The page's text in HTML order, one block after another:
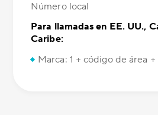
Número local
Para llamadas en EE. UU.,
Caribe:
Marca: 1 + código de área